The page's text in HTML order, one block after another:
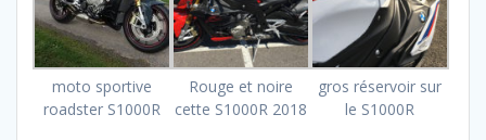
moto sportive
roadster S1000R
Rouge et noire
cette S1000R 2018
gros réservoir sur
le S1000R